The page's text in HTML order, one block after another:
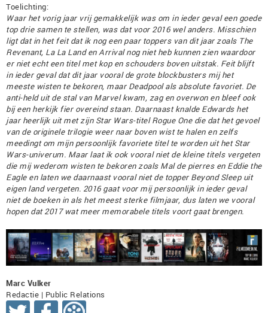
Toelichting:
Waar het vorig jaar vrij gemakkelijk was om in ieder geval een goede
top drie samen te stellen, was dat voor 2016 wel anders. Misschien
ligt dat in het feit dat ik nog een paar toppers van dit jaar zoals The
Revenant, La La Land en Arrival nog niet heb kunnen zien waardoor
er niet echt een titel met kop en schouders boven uitstak. Feit blijft
in ieder geval dat dit jaar vooral de grote blockbusters mij het
meeste wisten te bekoren, maar Deadpool als absolute favoriet. De
anti-held uit de stal van Marvel kwam, zag en overwon en bleef ook
bij een herkijk fier overeind staan. Daarnaast knalde Edwards het
jaar heerlijk uit met zijn Star Wars-titel Rogue One die dat het gevoel
van de originele trilogie weer naar boven wist te halen en zelfs
meedingt om mijn persoonlijk favoriete titel te worden uit het Star
Wars-univerum. Maar laat ik ook vooral niet de kleine titels vergeten
die mij wederom wisten te bekoren zoals Mal de pierres en Eddie the
Eagle en laten we daarnaast vooral niet de topper Beyond Sleep uit
eigen land vergeten. 2016 gaat voor mij persoonlijk in ieder geval
niet de boeken in als het meest sterke filmjaar, dus laten we vooral
hopen dat 2017 wat meer memorabele titels voort gaat brengen.
Marc Vulker
Redactie | Public Relations